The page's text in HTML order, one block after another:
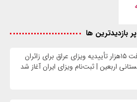
پر بازدیدترین ها
دریافت ۱۵هزار تأییدیه ویزای عراق برای زائران
اربعین | ثبت‌نام ویزای ایران آغاز شد